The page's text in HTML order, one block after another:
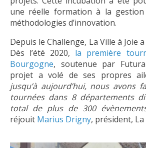
une réelle formation à la
méthodologies d’innovation.
Depuis le Challenge, La Ville à Joie
Dès l’été 2020, la première
Bourgogne, soutenue par
projet a volé de ses propres
jusqu’à aujourd’hui, nous avons
tournées dans 8 départements
total de plus de 300
réjouit Marius Drigny, président, La